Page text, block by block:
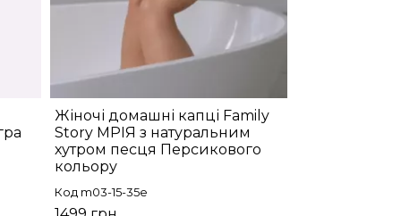
Жіночі домашні капці Family
Story МРІЯ з натуральним
хутром песця Персикового
кольору
Код m03-15-35e